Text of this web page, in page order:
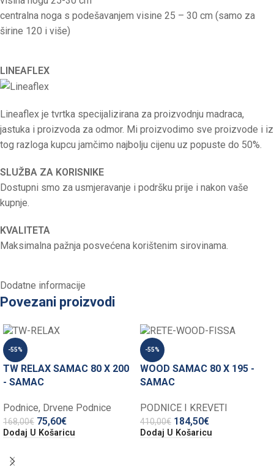
centralna noga s podešavanjem visine 25 – 30 cm (samo za
širine 120 i više)
LINEAFLEX
Lineaflex je tvrtka specijalizirana za proizvodnju madraca,
jastuka i proizvoda za odmor. Mi proizvodimo sve proizvode i iz
tog razloga kupcu jamčimo najbolju cijenu uz popuste do 50%.
SLUŽBA ZA KORISNIKE
Dostupni smo za usmjeravanje i podršku prije i nakon vaše
kupnje.
KVALITETA
Maksimalna pažnja posvećena korištenim sirovinama.
Dodatne informacije
Povezani proizvodi
-55%
TW RELAX SAMAC 80 X 200
- SAMAC
Podnice, Drvene Podnice
168,00€ 75,60€
Dodaj U Košaricu
-55%
WOOD SAMAC 80 X 195 -
SAMAC
PODNICE I KREVETI
410,00€ 184,50€
Dodaj U Košaricu